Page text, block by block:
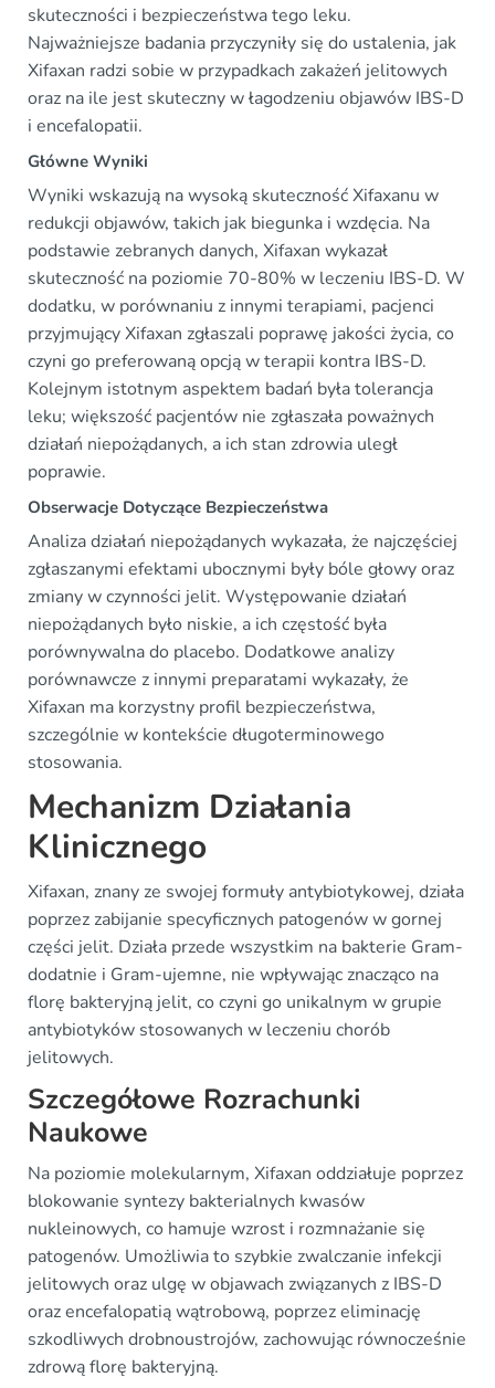
skuteczności i bezpieczeństwa tego leku.
Najważniejsze badania przyczyniły się do ustalenia, jak
Xifaxan radzi sobie w przypadkach zakażeń jelitowych
oraz na ile jest skuteczny w łagodzeniu objawów IBS-D
i encefalopatii.
Główne Wyniki
Wyniki wskazują na wysoką skuteczność Xifaxanu w
redukcji objawów, takich jak biegunka i wzdęcia. Na
podstawie zebranych danych, Xifaxan wykazał
skuteczność na poziomie 70-80% w leczeniu IBS-D. W
dodatku, w porównaniu z innymi terapiami, pacjenci
przyjmujący Xifaxan zgłaszali poprawę jakości życia, co
czyni go preferowaną opcją w terapii kontra IBS-D.
Kolejnym istotnym aspektem badań była tolerancja
leku; większość pacjentów nie zgłaszała poważnych
działań niepożądanych, a ich stan zdrowia uległ
poprawie.
Obserwacje Dotyczące Bezpieczeństwa
Analiza działań niepożądanych wykazała, że najczęściej
zgłaszanymi efektami ubocznymi były bóle głowy oraz
zmiany w czynności jelit. Występowanie działań
niepożądanych było niskie, a ich częstość była
porównywalna do placebo. Dodatkowe analizy
porównawcze z innymi preparatami wykazały, że
Xifaxan ma korzystny profil bezpieczeństwa,
szczególnie w kontekście długoterminowego
stosowania.
Mechanizm Działania
Klinicznego
Xifaxan, znany ze swojej formuły antybiotykowej, działa
poprzez zabijanie specyficznych patogenów w gornej
części jelit. Działa przede wszystkim na bakterie Gram-
dodatnie i Gram-ujemne, nie wpływając znacząco na
florę bakteryjną jelit, co czyni go unikalnym w grupie
antybiotyków stosowanych w leczeniu chorób
jelitowych.
Szczegółowe Rozrachunki
Naukowe
Na poziomie molekularnym, Xifaxan oddziałuje poprzez
blokowanie syntezy bakterialnych kwasów
nukleinowych, co hamuje wzrost i rozmnażanie się
patogenów. Umożliwia to szybkie zwalczanie infekcji
jelitowych oraz ulgę w objawach związanych z IBS-D
oraz encefalopatią wątrobową, poprzez eliminację
szkodliwych drobnoustrojów, zachowując równocześnie
zdrową florę bakteryjną.